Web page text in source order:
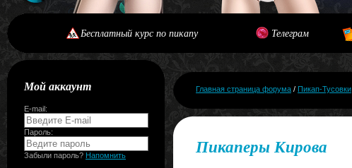
Бесплатный курс по пикапу Телеграм
Мой аккаунт
E-mail:
Пароль:
Забыли пароль? Напомнить
Главная страница форума / Пикап-Тусовки
Пикаперы Кирова